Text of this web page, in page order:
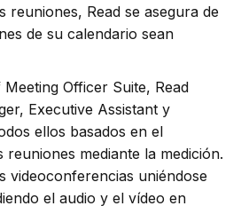
reuniones, Read se asegura de
de su calendario sean
Officer Suite, Read
Executive Assistant y
ellos basados en el
mediante la medición.
videoconferencias uniéndose
el audio y el vídeo en